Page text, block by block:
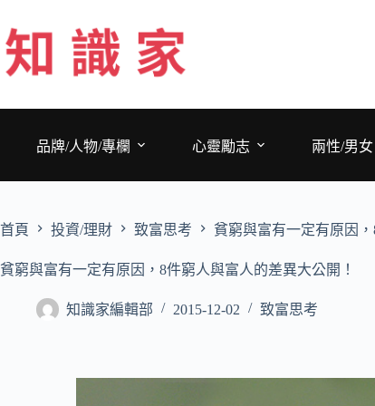
至
主
要
品牌/人物/專欄
心靈勵志 兩性/男女
首頁 投資/理財 致富思考 貧窮與富有一定有原因
貧窮與富有一定有原因，8件窮人與富人的差異大公開！
知識家編輯部 2015-12-02 致富思考